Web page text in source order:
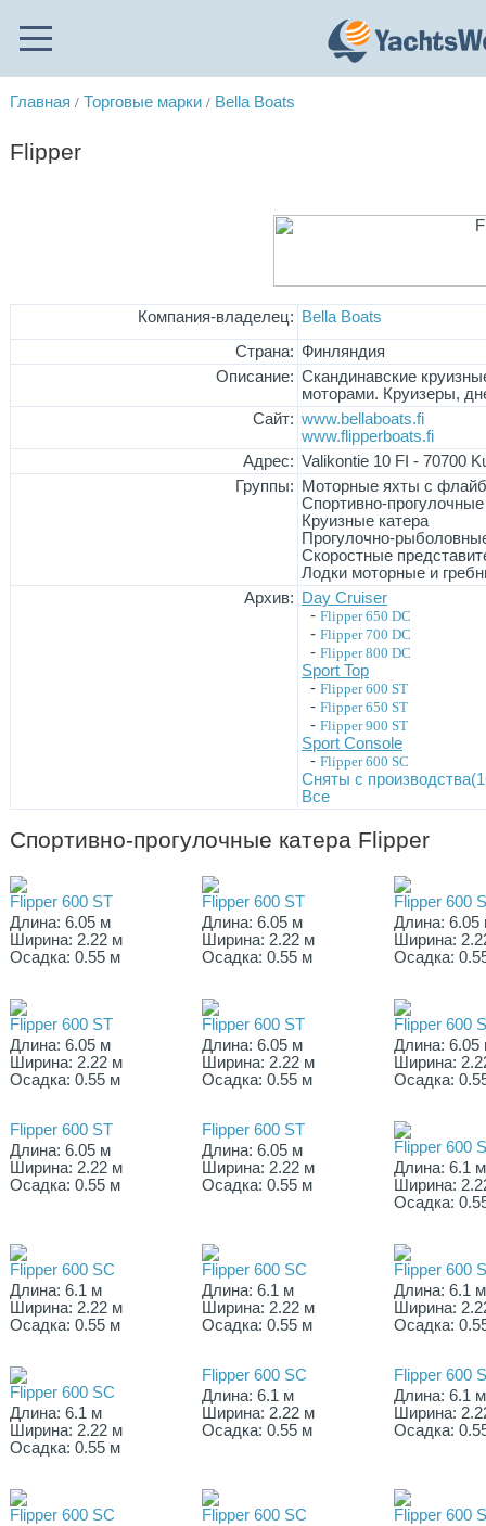
Главная / Торговые марки / Bella Boats
Flipper
Компания-владелец:
Bella Boats
Страна: Финляндия
Описание: Скандинавские
моторами. Круизеры,
Сайт: www.bellaboats.fi
www.flipperboats.fi
Адрес: Valikontie 10 FI - 70700
Группы:
Моторные яхты с
Спортивно-прогулочные
Круизные катера
Прогулочно-
Скоростные
Лодки моторные и
Архив:
Day Cruiser
-Flipper 650 DC
-Flipper 700 DC
-Flipper 800 DC
Sport Top
-Flipper 600 ST
-Flipper 650 ST
-Flipper 900 ST
Sport Console
-Flipper 600 SC
Сняты с
Все
Спортивно-прогулочные катера Flipper
Flipper 600 ST
Длина: 6.05 м
Ширина: 2.22 м
Осадка: 0.55 м
Flipper 600 ST
Длина: 6.05 м
Ширина: 2.22 м
Осадка: 0.55 м
Flipper 600
Длина: 6.05
Ширина:
Осадка:
Flipper 600 ST
Длина: 6.05 м
Ширина: 2.22 м
Осадка: 0.55 м
Flipper 600 ST
Длина: 6.05 м
Ширина: 2.22 м
Осадка: 0.55 м
Flipper 600
Длина: 6.05
Ширина:
Осадка:
Flipper 600 ST
Длина: 6.05 м
Ширина: 2.22 м
Осадка: 0.55 м
Flipper 600 ST
Длина: 6.05 м
Ширина: 2.22 м
Осадка: 0.55 м
Flipper 600
Длина: 6.1 м
Ширина:
Осадка:
Flipper 600 SC
Длина: 6.1 м
Ширина: 2.22 м
Осадка: 0.55 м
Flipper 600 SC
Длина: 6.1 м
Ширина: 2.22 м
Осадка: 0.55 м
Flipper 600
Длина: 6.1 м
Ширина:
Осадка:
Flipper 600 SC
Длина: 6.1 м
Ширина: 2.22 м
Осадка: 0.55 м
Flipper 600 SC
Длина: 6.1 м
Ширина: 2.22 м
Осадка: 0.55 м
Flipper 600
Длина: 6.1 м
Ширина:
Осадка:
Flipper 600 SC
Flipper 600 SC
Flipper 600